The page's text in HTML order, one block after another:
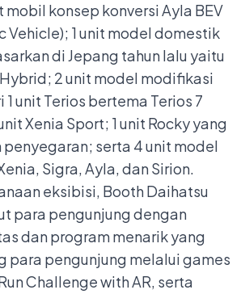
mobil konsep konversi Ayla BEV
Vehicle); 1 unit model domestik
di Jepang tahun lalu yaitu
2 unit model modifikasi
unit Terios bertema Terios 7
Xenia Sport; 1 unit Rocky yang
serta 4 unit model
Sigra, Ayla, dan Sirion.
eksibisi, Booth Daihatsu
para pengunjung dengan
dan program menarik yang
para pengunjung melalui games
Challenge with AR, serta